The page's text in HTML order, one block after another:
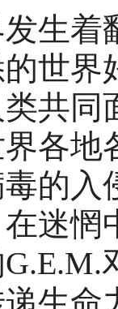
着
世界
共
各
的入
迷惘